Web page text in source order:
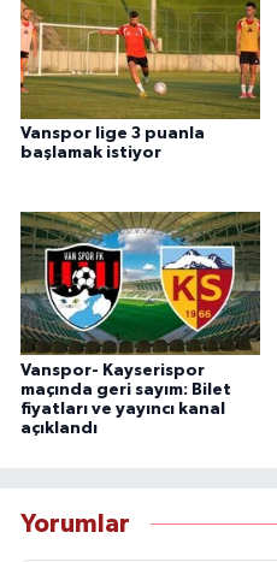
Vanspor lige 3 puanla
başlamak istiyor
Vanspor- Kayserispor
maçında geri sayım: Bilet
fiyatları ve yayıncı kanal
açıklandı
Yorumlar